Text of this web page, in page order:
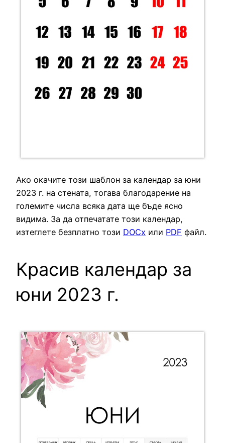
Ако окачите този шаблон за календар за юни
2023 г. на стената, тогава благодарение на
големите числа всяка дата ще бъде ясно
видима. За да отпечатате този календар,
изтеглете безплатно този DOCx или PDF файл.
Красив календар за
юни 2023 г.